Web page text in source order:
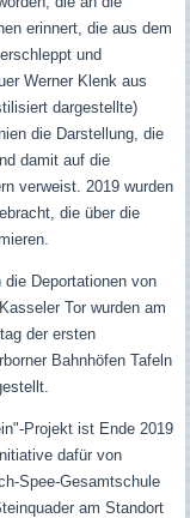
erinnert, die aus dem
und
Werner Klenk aus
dargestellte)
die Darstellung, die
damit auf die
verweist. 2019 wurden
die über die
die Deportationen von
Tor wurden am
der ersten
Bahnhöfen Tafeln
Projekt ist Ende 2019
dafür von
Spee-Gesamtschule
am Standort